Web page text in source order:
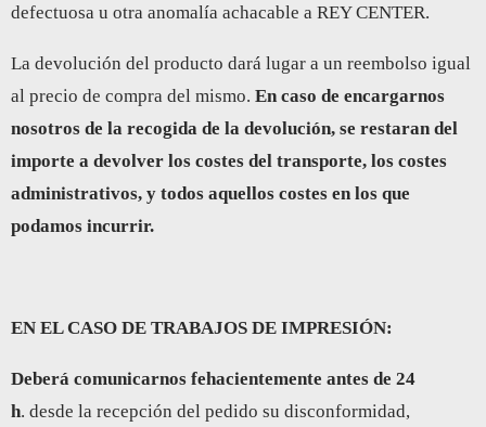
defectuosa u otra anomalía achacable a REY CENTER.
La devolución del producto dará lugar a un reembolso igual
al precio de compra del mismo. En caso de encargarnos
nosotros de la recogida de la devolución, se restaran del
importe a devolver los costes del transporte, los costes
administrativos, y todos aquellos costes en los que
podamos incurrir.
EN EL CASO DE TRABAJOS DE IMPRESIÓN:
Deberá comunicarnos fehacientemente antes de 24
h. desde la recepción del pedido su disconformidad,